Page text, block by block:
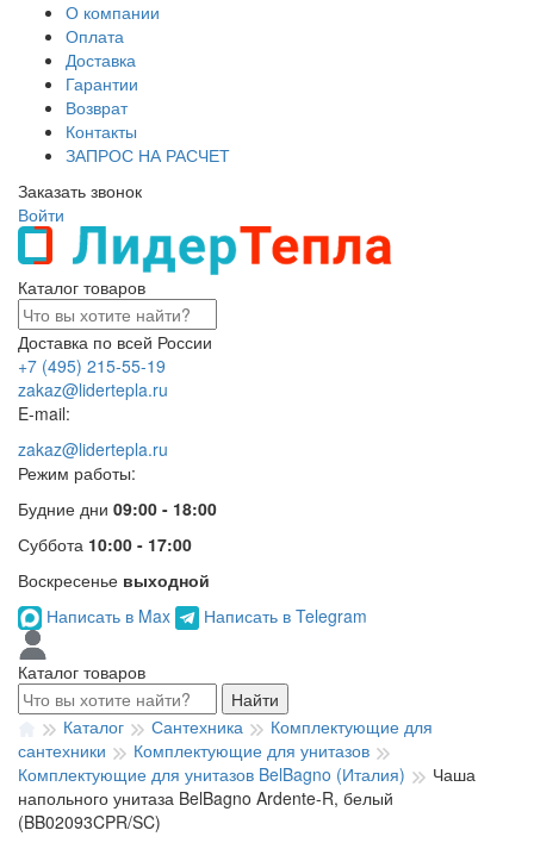
О компании
Оплата
Доставка
Гарантии
Возврат
Контакты
ЗАПРОС НА РАСЧЕТ
Заказать звонок
Войти
Каталог товаров
Доставка по всей России
+7 (495) 215-55-19
zakaz@lidertepla.ru
E-mail:
zakaz@lidertepla.ru
Режим работы:
Будние дни 09:00 - 18:00
Суббота 10:00 - 17:00
Воскресенье выходной
Написать в Max
Написать в Telegram
Каталог товаров
Найти
Каталог
Сантехника
Комплектующие для
сантехники
Комплектующие для унитазов
Комплектующие для унитазов BelBagno (Италия)
Чаша
напольного унитаза BelBagno Ardente-R, белый
(BB02093CPR/SC)